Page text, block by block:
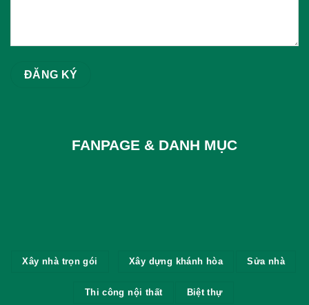
FANPAGE & DANH MỤC
Xây nhà trọn gói Xây dựng khánh hòa Sửa nhà
Thi công nội thất Biệt thự